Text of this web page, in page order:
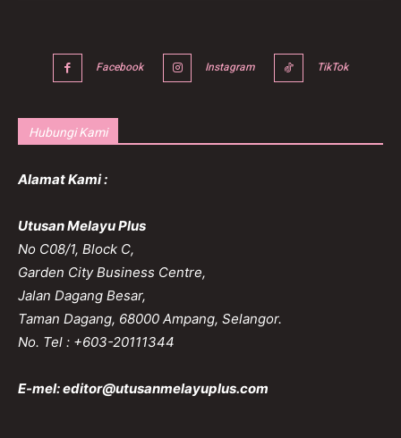
Facebook Instagram TikTok
Hubungi Kami
Alamat Kami :
Utusan Melayu Plus
No C08/1, Block C,
Garden City Business Centre,
Jalan Dagang Besar,
Taman Dagang, 68000 Ampang, Selangor.
No. Tel : +603-20111344
E-mel:editor@utusanmelayuplus.com